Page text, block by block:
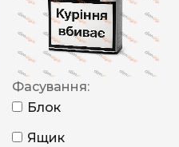
Фасування:
Блок
Ящик